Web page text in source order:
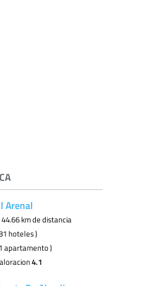
Arenal
44.66 km de distancia
hoteles )
apartamento )
4.1